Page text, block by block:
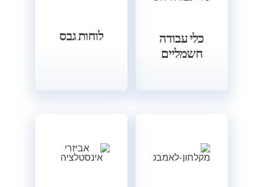
כלי עבודה
חשמליים
לוחות גבס